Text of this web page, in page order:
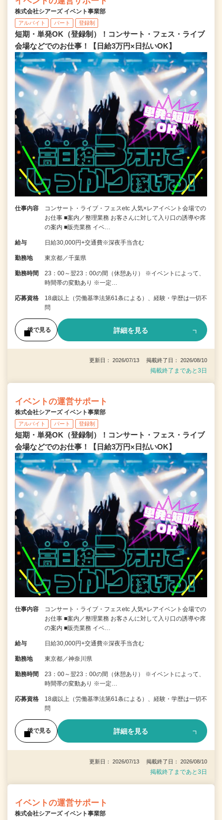
株式会社シアーズ イベント事業部
アルバイト パート 登録制
短期・単発OK（登録制）！コンサート・フェス・ライブ
会場などでのお仕事！【日給3万円×日払いOK】
仕事内容
コンサート・ライブ・フェスetc 人気×レアイベント会場での
お仕事 ■案内／整理業務 お客さんに対して入り口の誘導や席
の案内 ■販売業務 イベ…
給与 日給30,000円+交通費※深夜手当含む
勤務地 東京都／千葉県
勤務時間
23：00～翌23：00の間（休憩あり） ※イベントによって、
時間帯の変動あり ※一定…
応募資格
18歳以上（労働基準法第61条による）、経験・学歴は一切不
問
後で見る 詳細を見る
更新日： 2026/07/13 掲載終了日： 2026/08/10
掲載終了まであと3日
イベントの運営サポート
株式会社シアーズ イベント事業部
アルバイト パート 登録制
短期・単発OK（登録制）！コンサート・フェス・ライブ
会場などでのお仕事！【日給3万円×日払いOK】
仕事内容
コンサート・ライブ・フェスetc 人気×レアイベント会場での
お仕事 ■案内／整理業務 お客さんに対して入り口の誘導や席
の案内 ■販売業務 イベ…
給与 日給30,000円+交通費※深夜手当含む
勤務地 東京都／神奈川県
勤務時間
23：00～翌23：00の間（休憩あり） ※イベントによって、
時間帯の変動あり ※一定…
応募資格
18歳以上（労働基準法第61条による）、経験・学歴は一切不
問
後で見る 詳細を見る
更新日： 2026/07/13 掲載終了日： 2026/08/10
掲載終了まであと3日
イベントの運営サポート
株式会社シアーズ イベント事業部